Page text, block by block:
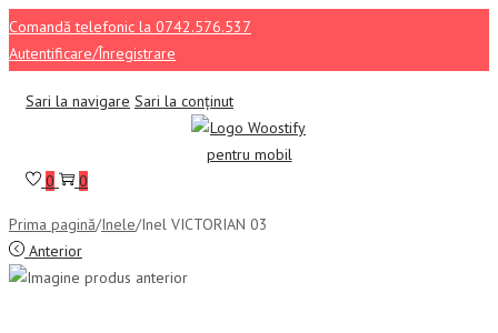
Comandă telefonic la 0742.576.537
Autentificare/Înregistrare
Sari la navigare Sari la conținut
0 0
Prima pagină/Inele/Inel VICTORIAN 03
Anterior